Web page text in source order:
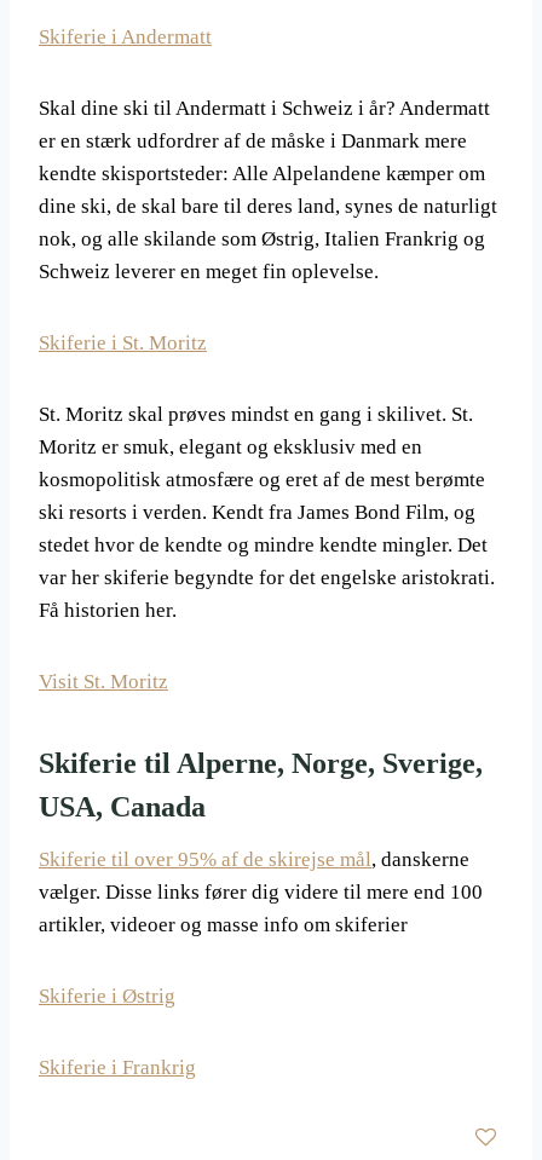
Skiferie i Andermatt
Skal dine ski til Andermatt i Schweiz i år? Andermatt
er en stærk udfordrer af de måske i Danmark mere
kendte skisportsteder: Alle Alpelandene kæmper om
dine ski, de skal bare til deres land, synes de naturligt
nok, og alle skilande som Østrig, Italien Frankrig og
Schweiz leverer en meget fin oplevelse.
Skiferie i St. Moritz
St. Moritz skal prøves mindst en gang i skilivet. St.
Moritz er smuk, elegant og eksklusiv med en
kosmopolitisk atmosfære og eret af de mest berømte
ski resorts i verden. Kendt fra James Bond Film, og
stedet hvor de kendte og mindre kendte mingler. Det
var her skiferie begyndte for det engelske aristokrati.
Få historien her.
Visit St. Moritz
Skiferie til Alperne, Norge, Sverige,
USA, Canada
Skiferie til over 95% af de skirejse mål, danskerne
vælger. Disse links fører dig videre til mere end 100
artikler, videoer og masse info om skiferier
Skiferie i Østrig
Skiferie i Frankrig